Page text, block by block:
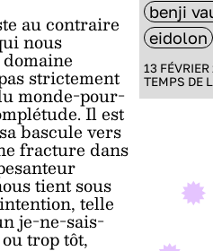
au contraire
nous
strictement
monde-pour-
Il est
bascule vers
fracture dans
tient sous
telle
je-ne-sais-
trop tôt,
benji
eidolon
13
TEMPS DE